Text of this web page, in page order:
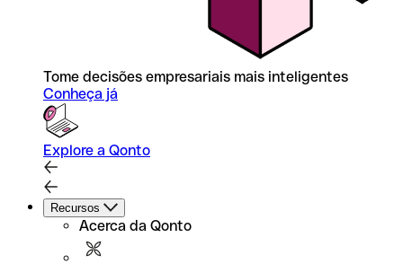
Tome decisões empresariais mais inteligentes
Conheça já
Explore a Qonto
Recursos
Acerca da Qonto